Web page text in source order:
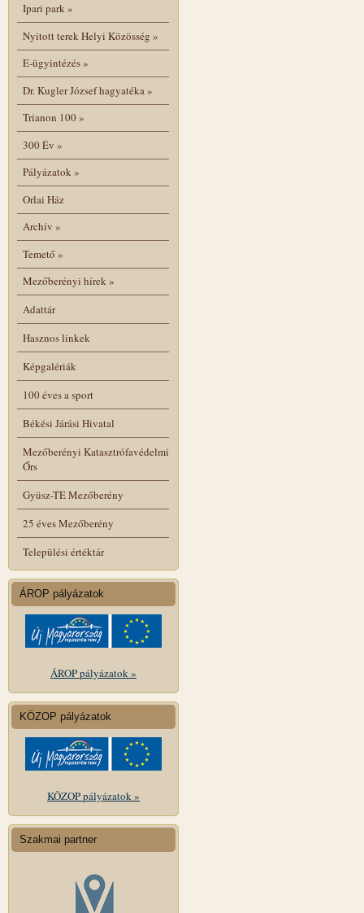
Ipari park»
Nyitott terek Helyi Közösség »
E-ügyintézés»
Dr. Kugler József hagyatéka»
Trianon 100»
300 Év »
Pályázatok»
Orlai Ház
Archív »
Temető»
Mezőberényi hírek»
Adattár
Hasznos linkek
Képgalériák
100 éves a sport
Békési Járási Hivatal
Mezőberényi Katasztrófavédelmi
Őrs
Gyüsz-TE Mezőberény
25 éves Mezőberény
Települési értéktár
ÁROP pályázatok
ÁROP pályázatok »
KÖZOP pályázatok
KÖZOP pályázatok »
Szakmai partner